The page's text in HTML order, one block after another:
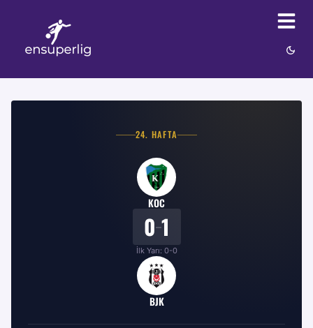
24. HAFTA
KOC
0–1
İlk Yarı: 0-0
BJK